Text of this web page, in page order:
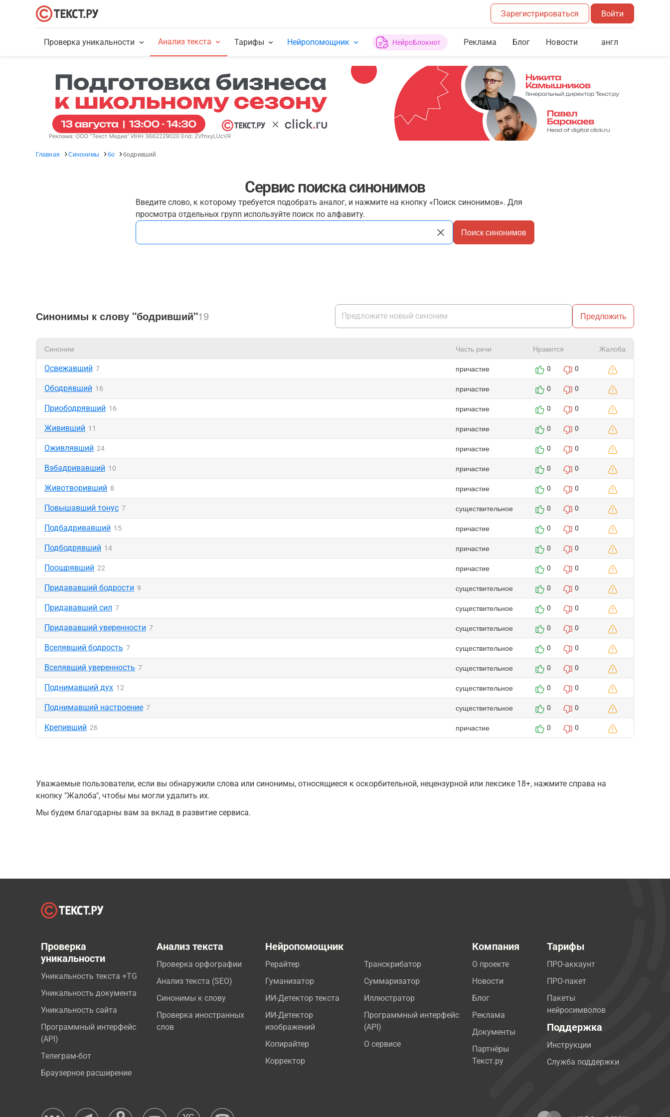
Зарегистрироваться Войти
Проверка уникальности Анализ текста Тарифы Нейропомощник НейроБлокнот Реклама Блог Новости англ
Главная Синонимы бо бодривший
Сервис поиска синонимов
Введите слово, к которому требуется подобрать аналог, и нажмите на кнопку «Поиск синонимов». Для
просмотра отдельных групп используйте поиск по алфавиту.
Поиск синонимов
Синонимы к слову "бодривший"19 Предложить
Синоним Часть речи Нравится Жалоба
Освежавший 7 причастие 0 0
Ободрявший 16 причастие 0 0
Приободрявший 16 причастие 0 0
Жививший 11 причастие 0 0
Оживлявший 24 причастие 0 0
Взбадривавший 10 причастие 0 0
Животворивший 8 причастие 0 0
Повышавший тонус 7 существительное 0 0
Подбадривавший 15 причастие 0 0
Подбодрявший 14 причастие 0 0
Поощрявший 22 причастие 0 0
Придававший бодрости 9 существительное 0 0
Придававший сил 7 существительное 0 0
Придававший уверенности 7 существительное 0 0
Вселявший бодрость 7 существительное 0 0
Вселявший уверенность 7 существительное 0 0
Поднимавший дух 12 существительное 0 0
Поднимавший настроение 7 существительное 0 0
Крепивший 26 причастие 0 0
Уважаемые пользователи, если вы обнаружили слова или синонимы, относящиеся к оскорбительной, нецензурной или лексике 18+, нажмите справа на
кнопку "Жалоба", чтобы мы могли удалить их.
Мы будем благодарны вам за вклад в развитие сервиса.
Проверка
уникальности
Уникальность текста +TG
Уникальность документа
Уникальность сайта
Программный интерфейс
(API)
Телеграм-бот
Браузерное расширение
Анализ текста
Проверка орфографии
Анализ текста (SEO)
Синонимы к слову
Проверка иностранных
слов
Нейропомощник
Рерайтер
Гуманизатор
ИИ-Детектор текста
ИИ-Детектор
изображений
Копирайтер
Корректор
Транскрибатор
Суммаризатор
Иллюстратор
Программный интерфейс
(API)
О сервисе
Компания
О проекте
Новости
Блог
Реклама
Документы
Партнёры
Текст.ру
Тарифы
ПРО-аккаунт
ПРО-пакет
Пакеты
нейросимволов
Поддержка
Инструкции
Служба поддержки